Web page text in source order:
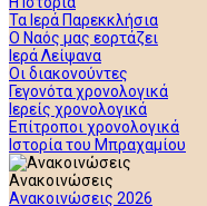
Τα Ιερά Παρεκκλήσια
Ο Ναός μας εορτάζει
Ιερά Λείψανα
Οι διακονούντες
Γεγονότα χρονολογικά
Ιερείς χρονολογικά
Επίτροποι χρονολογικά
Ιστορία του Μπραχαμίου
Ανακοινώσεις
Ανακοινώσεις 2026